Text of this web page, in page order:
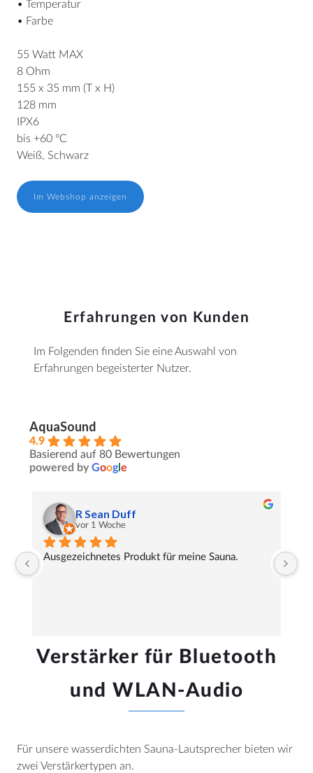
• Temperatur
• Farbe
55 Watt MAX
8 Ohm
155 x 35 mm (T x H)
128 mm
IPX6
bis +60 ºC
Weiß, Schwarz
Im Webshop anzeigen
Erfahrungen von Kunden
Im Folgenden finden Sie eine Auswahl von
Erfahrungen begeisterter Nutzer.
AquaSound
4.9
Basierend auf 80 Bewertungen
powered byGoogle
R Sean Duff
vor 1 Woche
Ausgezeichnetes Produkt für meine Sauna.
Verstärker für Bluetooth
und WLAN-Audio
Für unsere wasserdichten Sauna-Lautsprecher bieten wir
zwei Verstärkertypen an.